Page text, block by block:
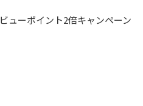
ューポイント2倍キャンペーン